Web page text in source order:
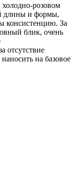
розовом
длины и формы,
консистенцию. За
блик, очень
отсутствие
на базовое